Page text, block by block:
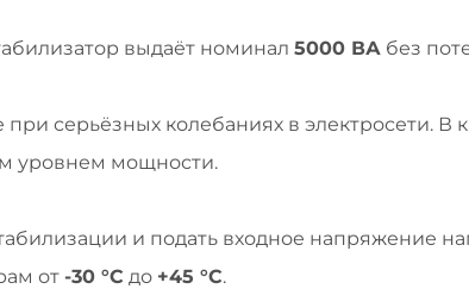
выдаёт номинал 5000 ВА без
серьёзных колебаниях в электросети. В
уровнем мощности.
и подать входное напряжение
от -30 °C до +45 °C.